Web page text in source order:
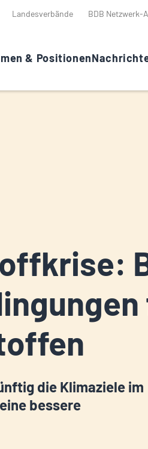
Landesverbände BDB Netzwerk-
& Positionen
die Klimaziele im
bessere